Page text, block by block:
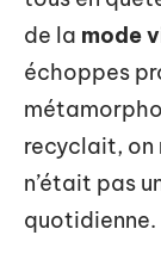
de la mode
échoppes
recyclait, on
n’était pas
quotidienne.